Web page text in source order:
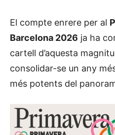
El compte enrere per al
Barcelona 2026 ja ha
cartell d’aquesta
consolidar-se un any
més potents del